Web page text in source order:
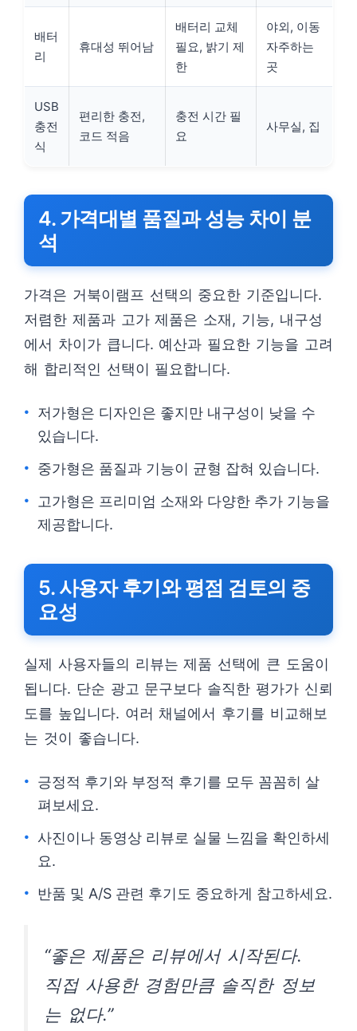
배터
리
휴대성 뛰어남
배터리 교체
필요, 밝기 제
한
야외, 이동
자주하는
곳
USB
충전
식
편리한 충전,
코드 적음
충전 시간 필
요
사무실, 집
4. 가격대별 품질과 성능 차이 분
석
가격은 거북이램프 선택의 중요한 기준입니다.
저렴한 제품과 고가 제품은 소재, 기능, 내구성
에서 차이가 큽니다. 예산과 필요한 기능을 고려
해 합리적인 선택이 필요합니다.
저가형은 디자인은 좋지만 내구성이 낮을 수
있습니다.
중가형은 품질과 기능이 균형 잡혀 있습니다.
고가형은 프리미엄 소재와 다양한 추가 기능을
제공합니다.
5. 사용자 후기와 평점 검토의 중
요성
실제 사용자들의 리뷰는 제품 선택에 큰 도움이
됩니다. 단순 광고 문구보다 솔직한 평가가 신뢰
도를 높입니다. 여러 채널에서 후기를 비교해보
는 것이 좋습니다.
긍정적 후기와 부정적 후기를 모두 꼼꼼히 살
펴보세요.
사진이나 동영상 리뷰로 실물 느낌을 확인하세
요.
반품 및 A/S 관련 후기도 중요하게 참고하세요.
“좋은 제품은 리뷰에서 시작된다.
직접 사용한 경험만큼 솔직한 정보
는 없다.”